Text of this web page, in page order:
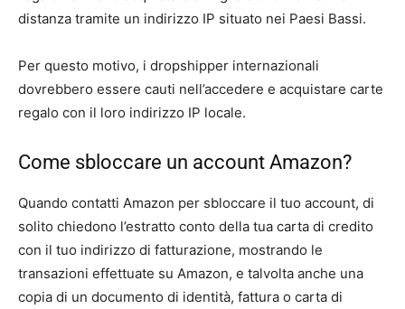
distanza tramite un indirizzo IP situato nei Paesi Bassi.
Per questo motivo, i dropshipper internazionali
dovrebbero essere cauti nell’accedere e acquistare carte
regalo con il loro indirizzo IP locale.
Come sbloccare un account Amazon?
Quando contatti Amazon per sbloccare il tuo account, di
solito chiedono l’estratto conto della tua carta di credito
con il tuo indirizzo di fatturazione, mostrando le
transazioni effettuate su Amazon, e talvolta anche una
copia di un documento di identità, fattura o carta di